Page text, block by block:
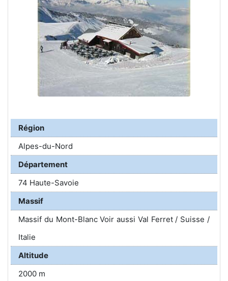
Région
Alpes-du-Nord
Département
74 Haute-Savoie
Massif
Massif du Mont-Blanc Voir aussi Val Ferret / Suisse /
Italie
Altitude
2000 m